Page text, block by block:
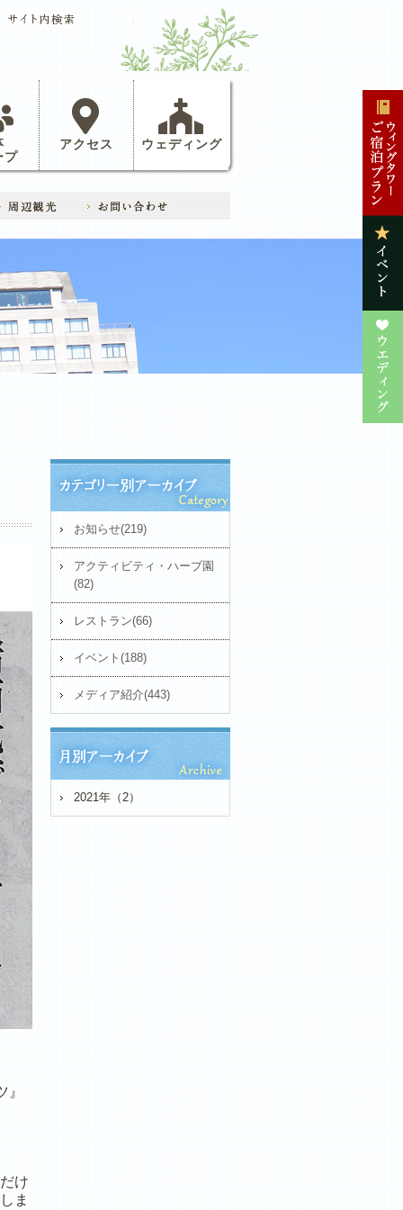
プ
アクセス ウェディング
け
ま
お知らせ(219)
アクティビティ・ハーブ園
(82)
レストラン(66)
イベント(188)
メディア紹介(443)
2021年（2）